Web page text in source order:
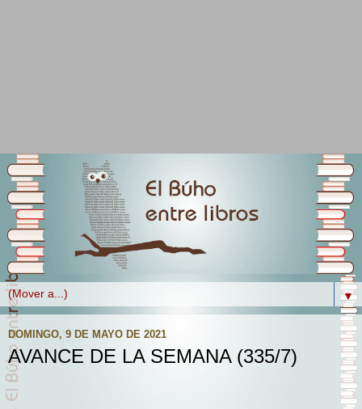
▼
DOMINGO, 9 DE MAYO DE 2021
AVANCE DE LA SEMANA (335/7)